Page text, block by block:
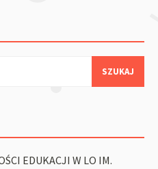
EDUKACJI W LO IM.